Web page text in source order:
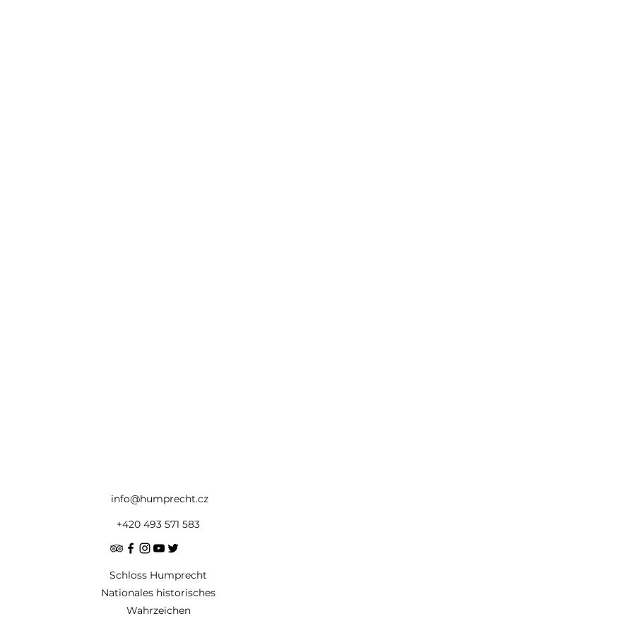
info@humprecht.cz
+420 493 571 583
Schloss Humprecht
Nationales historisches
Wahrzeichen